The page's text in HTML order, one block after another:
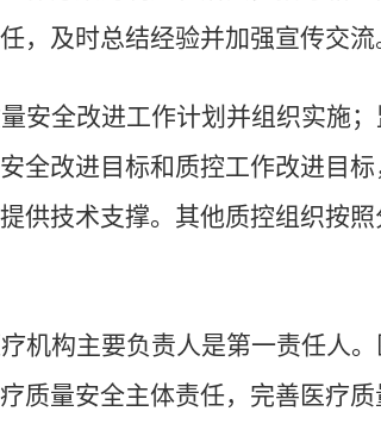
，及时总结经验并加强宣传交流
安全改进工作计划并组织实施
全改进目标和质控工作改进目
供技术支撑。其他质控组织按
机构主要负责人是第一责任人
质量安全主体责任，完善医疗